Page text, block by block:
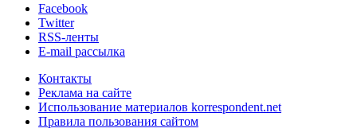
Facebook
Twitter
RSS-ленты
E-mail рассылка
Контакты
Реклама на сайте
Использование материалов korrespondent.net
Правила пользования сайтом